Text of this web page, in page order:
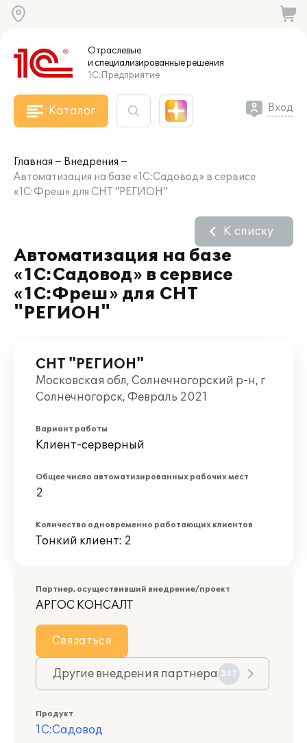
Отраслевые
и специализированныерешения
1С:Предприятие
Каталог Вход
Главная
Внедрения
Автоматизация на базе «1C:Садовод» в сервисе
«1С:Фреш» для СНТ "РЕГИОН"
Автоматизация на базе
«1C:Садовод» в сервисе
«1С:Фреш» для СНТ
"РЕГИОН"
К списку
СНТ "РЕГИОН"
Московская обл, Солнечногорский р-н, г
Солнечногорск, Февраль 2021
Вариант работы
Клиент-серверный
Общее число автоматизированных рабочих мест
2
Количество одновременно работающих клиентов
Тонкий клиент: 2
Партнер, осуществивший внедрение/проект
АРГОС КОНСАЛТ
Связаться
Другие внедрения партнера 357
Продукт
1С:Садовод